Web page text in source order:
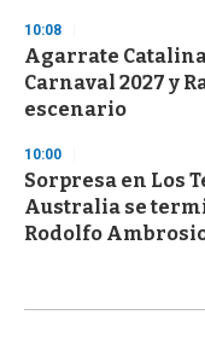
10:08
Agarrate
Carnaval 2027 y
escenario
10:00
Sorpresa en Los
Australia se
Rodolfo